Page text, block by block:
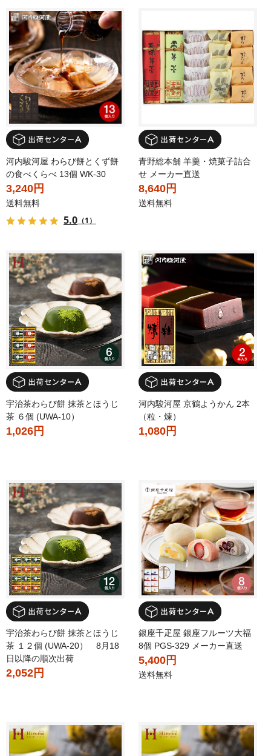
河内駿河屋 わらび餅とくず餅
の食べくらべ 13個 WK-30
3,240円
送料無料
5.0 （1）
青野総本舗 羊羹・焼菓子詰合
せ メーカー直送
8,640円
送料無料
宇治茶わらび餅 抹茶とほうじ
茶 ６個 (UWA-10）
1,026円
河内駿河屋 京鶴ようかん 2本
（粒・煉）
1,080円
宇治茶わらび餅 抹茶とほうじ
茶 １２個 (UWA-20） 8月18
日以降の順次出荷
2,052円
銀座千疋屋 銀座フルーツ大福
8個 PGS-329 メーカー直送
5,400円
送料無料